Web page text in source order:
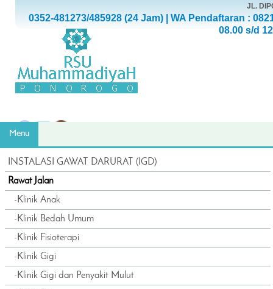
JL.
0352-481273/485928 (24 Jam) | WA Pendaftaran :
08.00 s/d
Menu
INSTALASI GAWAT DARURAT (IGD)
Rawat Jalan
-Klinik Anak
-Klinik Bedah Umum
-Klinik Fisioterapi
-Klinik Gigi
-Klinik Gigi dan Penyakit Mulut